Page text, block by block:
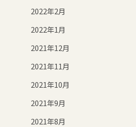
2022年2月
2022年1月
2021年12月
2021年11月
2021年10月
2021年9月
2021年8月